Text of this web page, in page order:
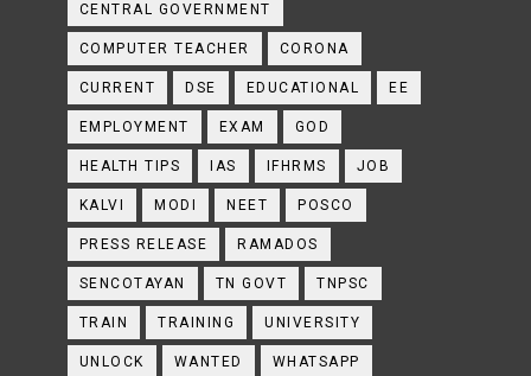
CENTRAL GOVERNMENT
COMPUTER TEACHER CORONA
CURRENT DSE EDUCATIONAL EE
EMPLOYMENT EXAM GOD
HEALTH TIPS IAS IFHRMS JOB
KALVI MODI NEET POSCO
PRESS RELEASE RAMADOS
SENCOTAYAN TN GOVT TNPSC
TRAIN TRAINING UNIVERSITY
UNLOCK WANTED WHATSAPP